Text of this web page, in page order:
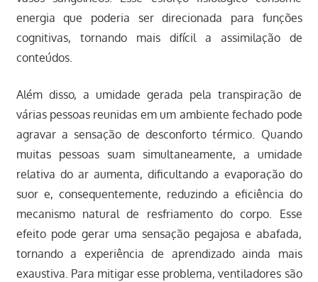
energia que poderia ser direcionada para funções
cognitivas, tornando mais difícil a assimilação de
conteúdos.
Além disso, a umidade gerada pela transpiração de
várias pessoas reunidas em um ambiente fechado pode
agravar a sensação de desconforto térmico. Quando
muitas pessoas suam simultaneamente, a umidade
relativa do ar aumenta, dificultando a evaporação do
suor e, consequentemente, reduzindo a eficiência do
mecanismo natural de resfriamento do corpo. Esse
efeito pode gerar uma sensação pegajosa e abafada,
tornando a experiência de aprendizado ainda mais
exaustiva. Para mitigar esse problema, ventiladores são